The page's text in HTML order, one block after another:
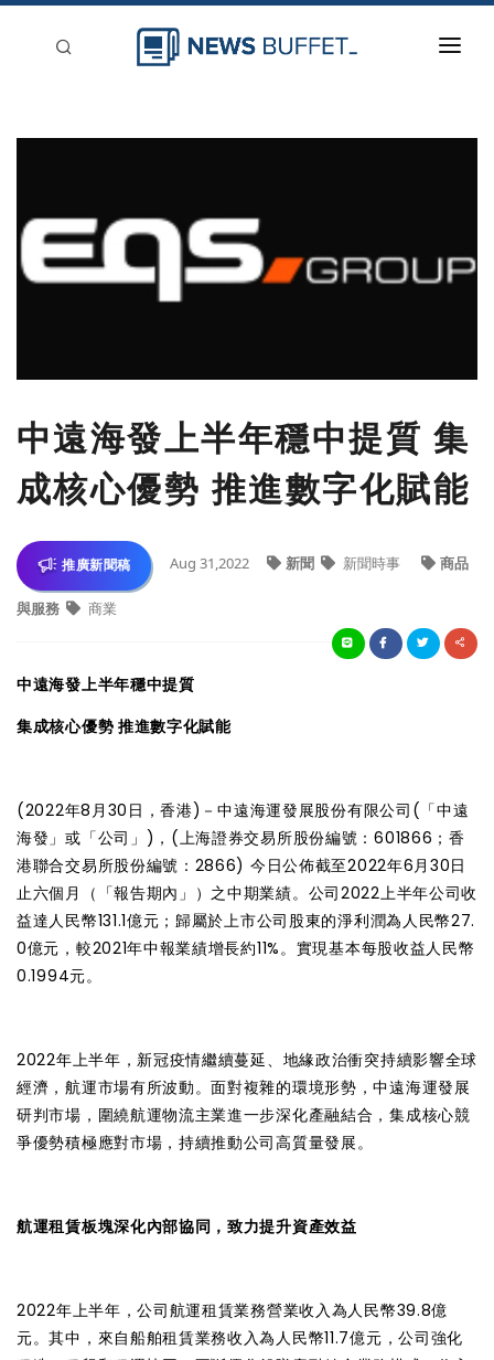
刊登
中遠海發上半年穩中提質 集
成核心優勢 推進數字化賦能
推廣新聞稿 Aug 31,2022 新聞 新聞時事 商品
與服務 商業
中遠海發上半年穩中提質
集成核心優勢 推進數字化賦能
(2022年8月30日，香港)－中遠海運發展股份有限公司(「中遠
海發」或「公司」)，(上海證券交易所股份編號：601866；香
港聯合交易所股份編號：2866) 今日公佈截至2022年6月30日
止六個月（「報告期內」）之中期業績。公司2022上半年公司收
益達人民幣131.1億元；歸屬於上市公司股東的淨利潤為人民幣27.
0億元，較2021年中報業績增長約11%。實現基本每股收益人民幣
0.1994元。
2022年上半年，新冠疫情繼續蔓延、地緣政治衝突持續影響全球
經濟，航運市場有所波動。面對複雜的環境形勢，中遠海運發展
研判市場，圍繞航運物流主業進一步深化產融結合，集成核心競
爭優勢積極應對市場，持續推動公司高質量發展。
航運租賃板塊深化內部協同，致力提升資產效益
2022年上半年，公司航運租賃業務營業收入為人民幣39.8億
元。其中，來自船舶租賃業務收入為人民幣11.7億元，公司強化